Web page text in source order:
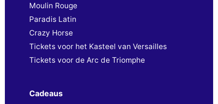
Moulin Rouge
Paradis Latin
Crazy Horse
Tickets voor het Kasteel van Versailles
Tickets voor de Arc de Triomphe
Cadeaus